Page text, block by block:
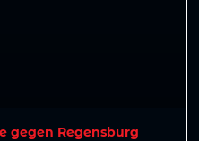
gegen Regensburg